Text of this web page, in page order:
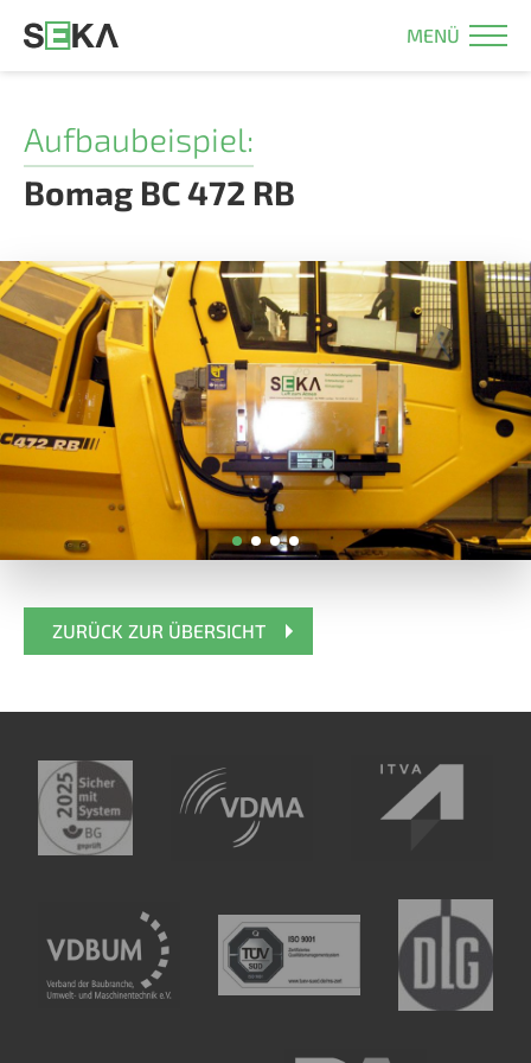
MENÜ
Aufbaubeispiel:
Bomag BC 472 RB
ZURÜCK ZUR ÜBERSICHT